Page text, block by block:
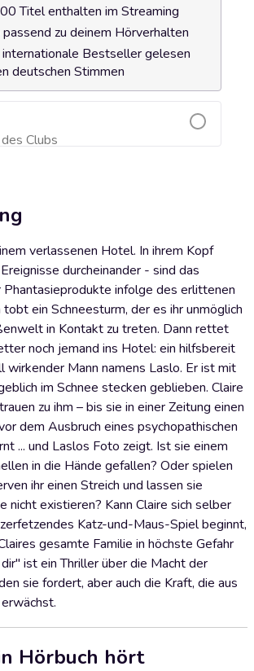
Titel enthalten im Streaming
zu deinem Hörverhalten
Bestseller gelesen
deutschen Stimmen
Clubs
Warenkorb hinzufügen
verlassenen Hotel. In ihrem Kopf
durcheinander - sind das
Phantasieprodukte infolge des erlittenen
ein Schneesturm, der es ihr unmöglich
in Kontakt zu treten. Dann rettet
noch jemand ins Hotel: ein hilfsbereit
wirkender Mann namens Laslo. Er ist mit
im Schnee stecken geblieben. Claire
zu ihm – bis sie in einer Zeitung einen
dem Ausbruch eines psychopathischen
... und Laslos Foto zeigt. Ist sie einem
in die Hände gefallen? Oder spielen
ihr einen Streich und lassen sie
nicht existieren? Kann Claire sich selber
Katz-und-Maus-Spiel beginnt,
gesamte Familie in höchste Gefahr
ist ein Thriller über die Macht der
sie fordert, aber auch die Kraft, die aus
Hörbuch hört